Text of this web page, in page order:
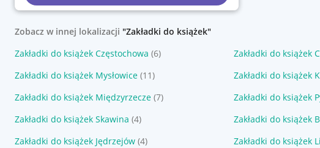
Zobacz w innej lokalizacji "Zakładki do książek"
Zakładki do książek Częstochowa (6) Zakładki do książek
Zakładki do książek Mysłowice (11) Zakładki do książek
Zakładki do książek Międzyrzecze (7) Zakładki do książek
Zakładki do książek Skawina (4) Zakładki do książek
Zakładki do książek Jędrzejów (4) Zakładki do książek